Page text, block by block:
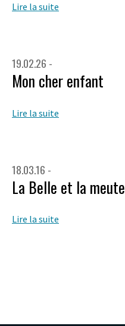
Lire la suite
19.02.26 -
Mon cher enfant
Lire la suite
18.03.16 -
La Belle et la meute
Lire la suite